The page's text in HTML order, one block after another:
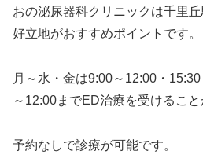
おの泌尿器科クリニックは千里
好立地がおすすめポイントです。
月～水・金は9:00～12:00・
～12:00までED治療を受けること
予約なしで診療が可能です。